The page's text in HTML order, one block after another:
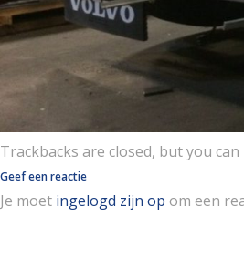
Trackbacks are closed, but you can
Geef een reactie
Je moet ingelogd zijn op om een